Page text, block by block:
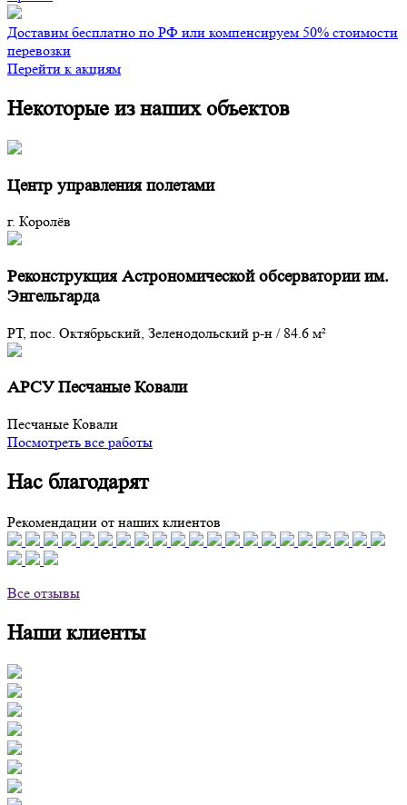
Доставим бесплатно по РФ или компенсируем 50% стоимости
перевозки
Перейти к акциям
Некоторые из наших объектов
Центр управления полетами
г. Королёв
Реконструкция Астрономической обсерватории им.
Энгельгарда
РТ, пос. Октябрьский, Зеленодольский р-н /84.6 м²
АРСУ Песчаные Ковали
Песчаные Ковали
Посмотреть все работы
Нас благодарят
Рекомендации от наших клиентов
Все отзывы
Наши клиенты